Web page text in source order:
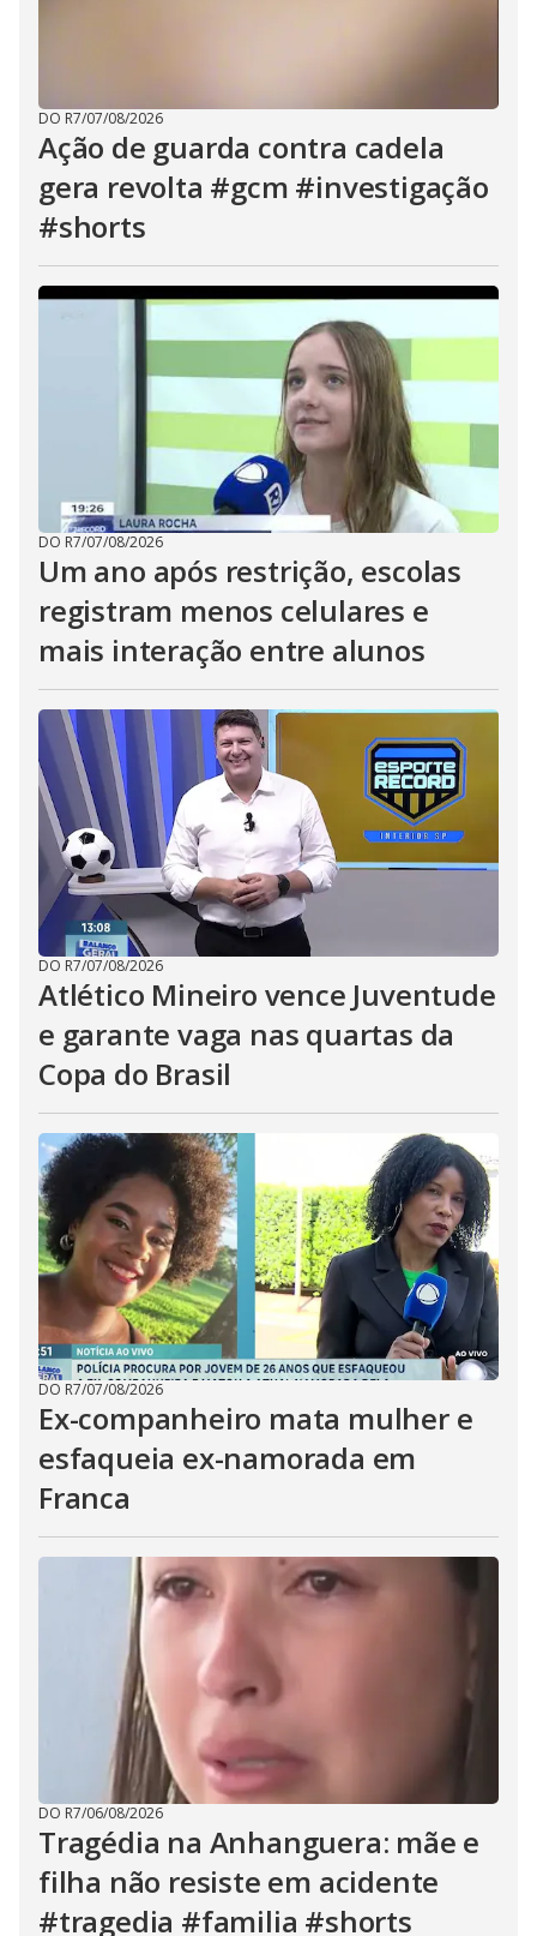
DO R7/07/08/2026
Ação de guarda contra cadela
gera revolta #gcm #investigação
#shorts
DO R7/07/08/2026
Um ano após restrição, escolas
registram menos celulares e
mais interação entre alunos
DO R7/07/08/2026
Atlético Mineiro vence Juventude
e garante vaga nas quartas da
Copa do Brasil
DO R7/07/08/2026
Ex-companheiro mata mulher e
esfaqueia ex-namorada em
Franca
DO R7/06/08/2026
Tragédia na Anhanguera: mãe e
filha não resiste em acidente
#tragedia #familia #shorts